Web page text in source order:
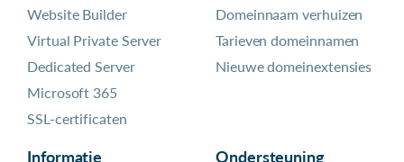
Website Builder
Virtual Private Server
Dedicated Server
Microsoft 365
SSL-certificaten
Domeinnaam verhuizen
Tarieven domeinnamen
Nieuwe domeinextensies
Informatie Ondersteuning